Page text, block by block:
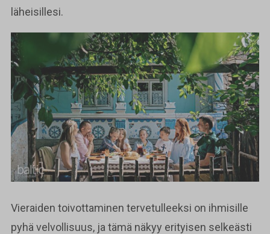
läheisillesi.
Vieraiden toivottaminen tervetulleeksi on ihmisille
pyhä velvollisuus, ja tämä näkyy erityisen selkeästi